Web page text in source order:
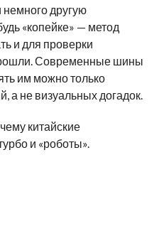
другую
«копейке» — метод
и для проверки
Современные шины
им можно только
а не визуальных догадок.
китайские
и «роботы».